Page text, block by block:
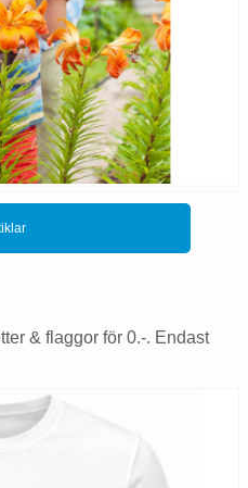
& flaggor för 0.-. Endast